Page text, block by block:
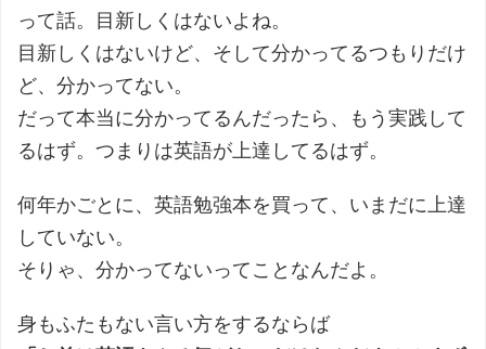
って話。目新しくはないよね。
目新しくはないけど、そして分かってるつもりだけ
ど、分かってない。
だって本当に分かってるんだったら、もう実践して
るはず。つまりは英語が上達してるはず。
何年かごとに、英語勉強本を買って、いまだに上達
していない。
そりゃ、分かってないってことなんだよ。
身もふたもない言い方をするならば